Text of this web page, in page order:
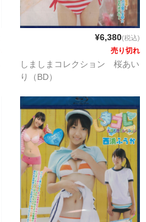
¥6,380(税込)
売り切れ
しましまコレクション 桜あい
り（BD）